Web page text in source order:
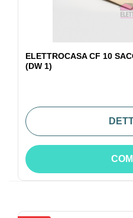
ELETTROCASA CF 10
(DW 1)